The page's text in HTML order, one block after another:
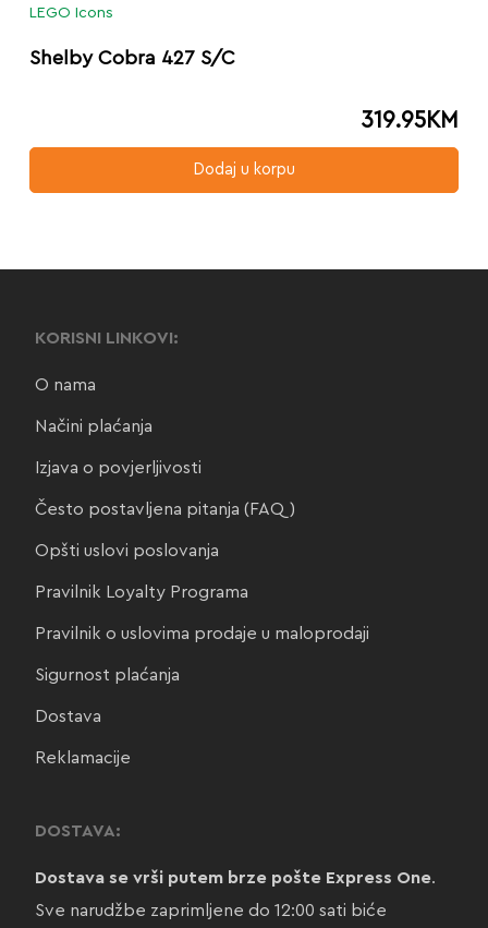
LEGO Icons
Shelby Cobra 427 S/C
319.95KM
Dodaj u korpu
KORISNI LINKOVI:
O nama
Načini plaćanja
Izjava o povjerljivosti
Često postavljena pitanja (FAQ)
Opšti uslovi poslovanja
Pravilnik Loyalty Programa
Pravilnik o uslovima prodaje u maloprodaji
Sigurnost plaćanja
Dostava
Reklamacije
DOSTAVA:
Dostava se vrši putem brze pošte Express One.
Sve narudžbe zaprimljene do 12:00 sati biće